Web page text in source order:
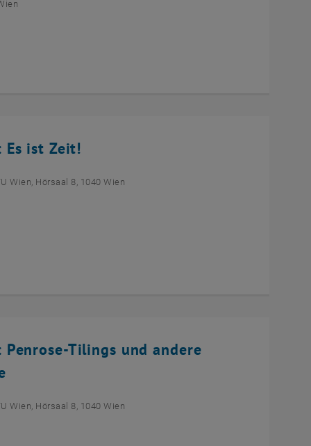
Es ist Zeit!
Wien, Hörsaal 8, 1040 Wien
Tilings und andere
Wien, Hörsaal 8, 1040 Wien